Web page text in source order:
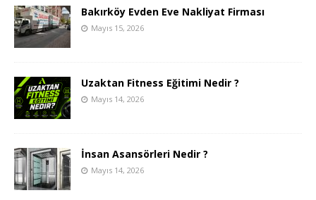
Bakırköy Evden Eve Nakliyat Firması
Mayıs 15, 2026
Uzaktan Fitness Eğitimi Nedir ?
Mayıs 14, 2026
İnsan Asansörleri Nedir ?
Mayıs 14, 2026